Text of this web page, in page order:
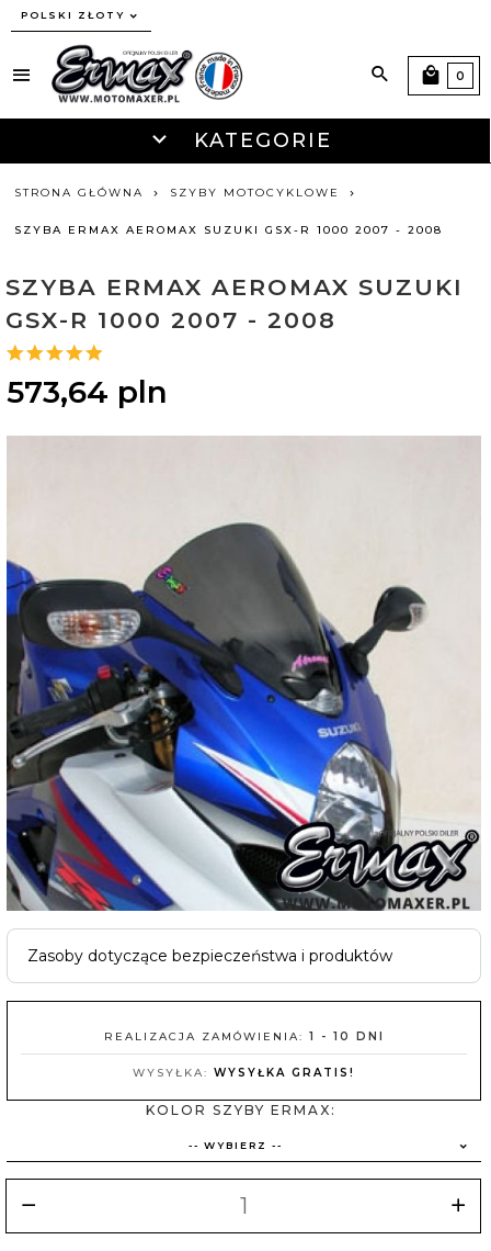
currency_h
POLSKI ZŁOTY
KATEGORIE
0
STRONA GŁÓWNA SZYBY MOTOCYKLOWE
SZYBA ERMAX AEROMAX SUZUKI GSX-R 1000 2007 - 2008
SZYBA ERMAX AEROMAX SUZUKI
GSX-R 1000 2007 - 2008
573,64 pln
Zasoby dotyczące bezpieczeństwa i produktów
REALIZACJA ZAMÓWIENIA: 1 - 10 DNI
WYSYŁKA: WYSYŁKA GRATIS!
KOLOR SZYBY ERMAX:
-- WYBIERZ --